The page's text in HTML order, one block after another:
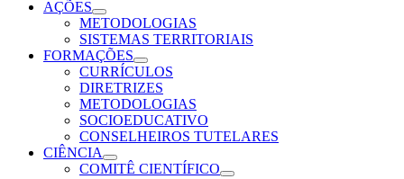
AÇÕES
METODOLOGIAS
SISTEMAS TERRITORIAIS
FORMAÇÕES
CURRÍCULOS
DIRETRIZES
METODOLOGIAS
SOCIOEDUCATIVO
CONSELHEIROS TUTELARES
CIÊNCIA
COMITÊ CIENTÍFICO